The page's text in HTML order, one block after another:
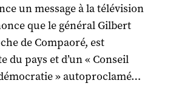
un message à la télévision
que le général Gilbert
de Compaoré, est
du pays et d’un « Conseil
» autoproclamé…